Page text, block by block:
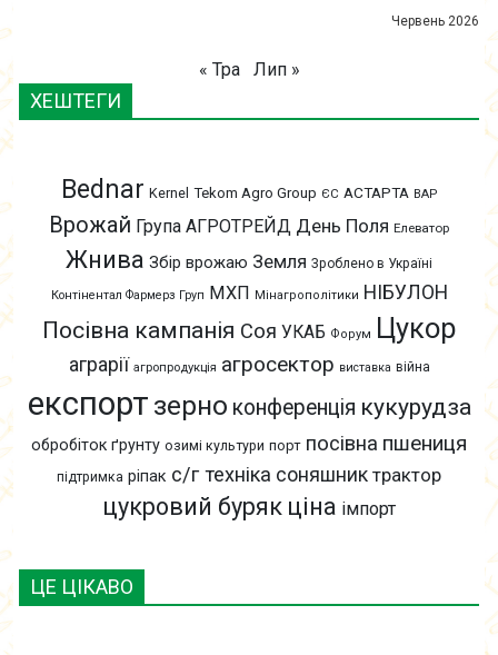
ЦЕ ЦІКАВО
Червень 2026
« Тра Лип »
ХЕШТЕГИ
Bednar Kernel Tekom Agro Group ЄС АСТАРТА ВАР
Врожай Група АГРОТРЕЙД День Поля Елеватор
Жнива Збір врожаю Земля Зроблено в Україні
Контінентал Фармерз Груп МХП Мінагрополітики НІБУЛОН
Посівна кампанія Соя УКАБ Форум Цукор
аграрії агропродукція агросектор виставка війна
експорт зерно конференція кукурудза
обробіток ґрунту озимі культури порт посівна пшениця
підтримка ріпак с/г техніка соняшник трактор
цукровий буряк ціна імпорт